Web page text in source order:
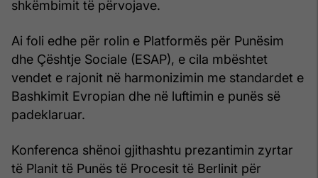
shkëmbimit të përvojave.
Ai foli edhe për rolin e Platformës për Punësim
dhe Çështje Sociale (ESAP), e cila mbështet
vendet e rajonit në harmonizimin me standardet e
Bashkimit Evropian dhe në luftimin e punës së
padeklaruar.
Konferenca shënoi gjithashtu prezantimin zyrtar
të Planit të Punës të Procesit të Berlinit për